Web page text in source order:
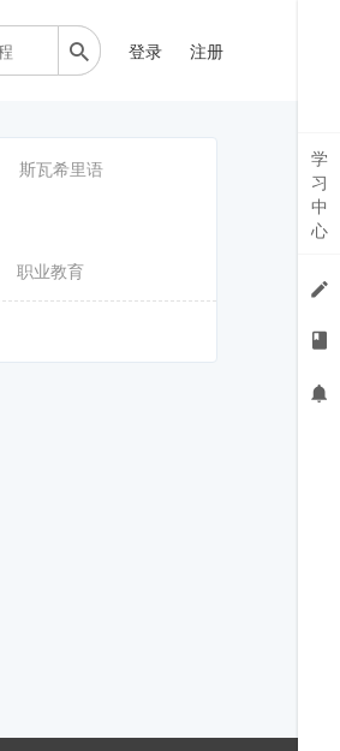
登录 注册
斯瓦希里语
职业教育
学
习
中
心